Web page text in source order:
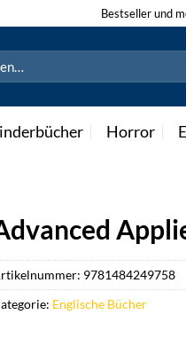
Bestseller und
Horror
9781484249758
Englische Bücher